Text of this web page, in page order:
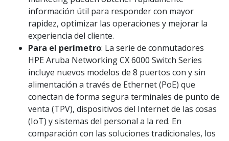
información útil para responder con mayor
rapidez, optimizar las operaciones y mejorar la
experiencia del cliente.
Para el perímetro: La serie de conmutadores
HPE Aruba Networking CX 6000 Switch Series
incluye nuevos modelos de 8 puertos con y sin
alimentación a través de Ethernet (PoE) que
conectan de forma segura terminales de punto de
venta (TPV), dispositivos del Internet de las cosas
(IoT) y sistemas del personal a la red. En
comparación con las soluciones tradicionales, los